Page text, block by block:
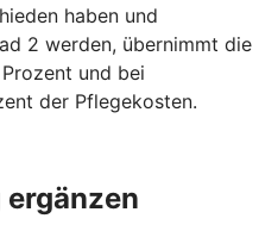
haben und
2 werden, übernimmt die
und bei
der Pflegekosten.